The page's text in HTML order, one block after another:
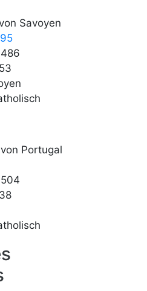
Savoyen
Portugal